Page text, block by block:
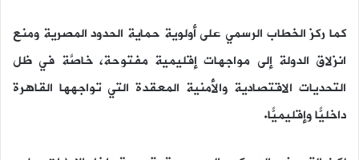
كما ركز الخطاب الرسمي على أولوية حماية الحدود المصرية ومنع
انزلاق الدولة إلى مواجهات إقليمية مفتوحة، خاصَّة في ظل
التحديات الاقتصادية والأمنية المعقدة التي تواجهها القاهرة
داخليًّا وإقليميًّا.